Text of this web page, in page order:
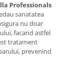
Professionals
sanatatea
nu doar
facand astfel
tratament
prevenind